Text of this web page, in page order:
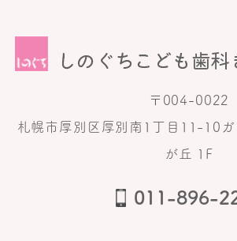
〒004-0022
札幌市厚別区厚別南1丁目11-10
が丘 1F
011-896-